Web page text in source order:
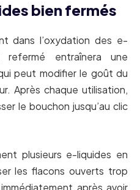
bien fermés
dans l’oxydation des e-
entraînera une
peut modifier le goût du
Après chaque utilisation,
le bouchon jusqu’au clic
plusieurs e-liquides en
les flacons ouverts trop
après avoir